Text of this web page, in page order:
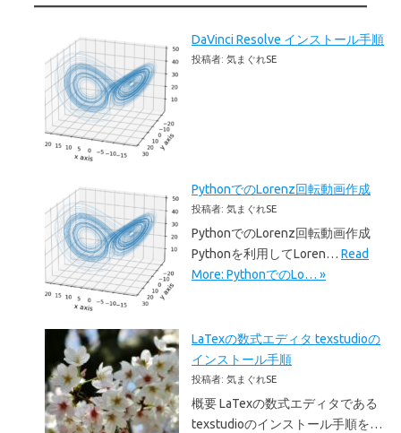
DaVinci Resolve インストール手順
投稿者: 気まぐれSE
PythonでのLorenz回転動画作成
投稿者: 気まぐれSE
PythonでのLorenz回転動画作成
Pythonを利用してLoren… Read
More: PythonでのLo… »
LaTexの数式エディタ texstudioの
インストール手順
投稿者: 気まぐれSE
概要 LaTexの数式エディタである
texstudioのインストール手順を…